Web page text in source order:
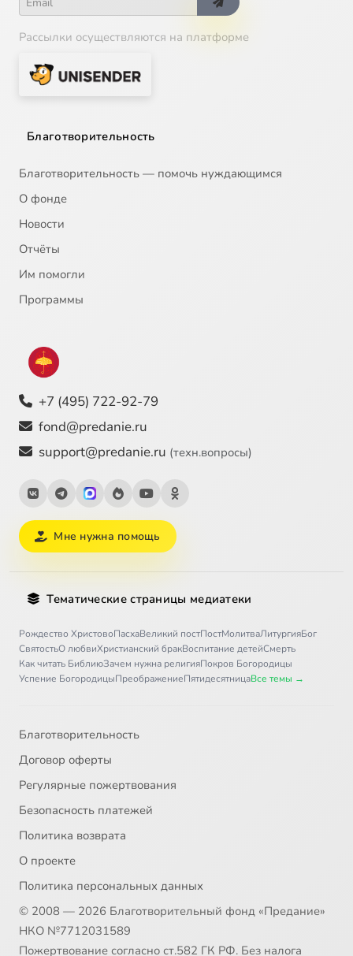
Рассылки осуществляются на платформе
Благотворительность
Благотворительность — помочь нуждающимся
О фонде
Новости
Отчёты
Им помогли
Программы
+7 (495) 722-92-79
fond@predanie.ru
support@predanie.ru (техн.вопросы)
Мне нужна помощь
Тематические страницы медиатеки
Рождество ХристовоПасхаВеликий постПостМолитваЛитургияБог
СвятостьО любвиХристианский бракВоспитание детейСмерть
Как читать БиблиюЗачем нужна религияПокров Богородицы
Успение БогородицыПреображениеПятидесятницаВсе темы →
Благотворительность
Договор оферты
Регулярные пожертвования
Безопасность платежей
Политика возврата
О проекте
Политика персональных данных
© 2008 — 2026 Благотворительный фонд «Предание»
НКО №7712031589
Пожертвование согласно ст.582 ГК РФ. Без налога